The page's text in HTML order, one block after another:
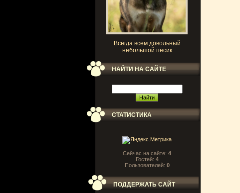
Всегда всем довольный
небольшой пёсик
НАЙТИ НА САЙТЕ
СТАТИСТИКА
Сейчас на сайте: 4
Гостей: 4
Пользователей: 0
ПОДДЕРЖАТЬ САЙТ